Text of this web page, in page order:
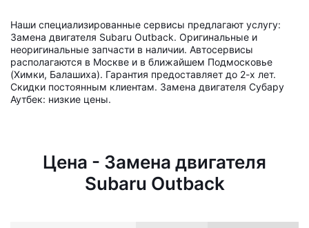
Наши специализированные сервисы предлагают услугу:
Замена двигателя Subaru Outback. Оригинальные и
неоригинальные запчасти в наличии. Автосервисы
располагаются в Москве и в ближайшем Подмосковье
(Химки, Балашиха). Гарантия предоставляет до 2-х лет.
Скидки постоянным клиентам. Замена двигателя Субару
Аутбек: низкие цены.
Цена - Замена двигателя
Subaru Outback